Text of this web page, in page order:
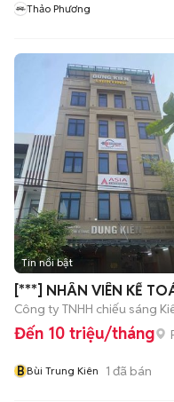
Thảo Phương
Tin nổi bật
[***] NHÂN VIÊN KẾ
Công ty TNHH chiếu sáng
Đến 10 triệu/tháng
BBùi Trung Kiên 1 đã bán